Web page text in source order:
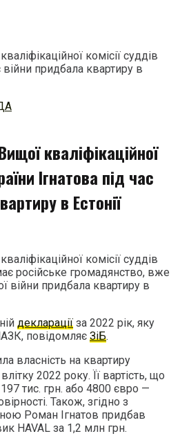
комісії суддів
війни придбала квартиру в
кваліфікаційної
Ігнатова під час
в Естонії
комісії суддів
російське громадянство, вже
війни придбала квартиру в
декларації за 2022 рік, яку
повідомляє ЗіБ.
власність на квартиру
влітку 2022 року. Її вартість, що
тис. грн. або 4800 євро —
Також, згідно з
Роман Ігнатов придбав
HAVAL за 1,2 млн грн.